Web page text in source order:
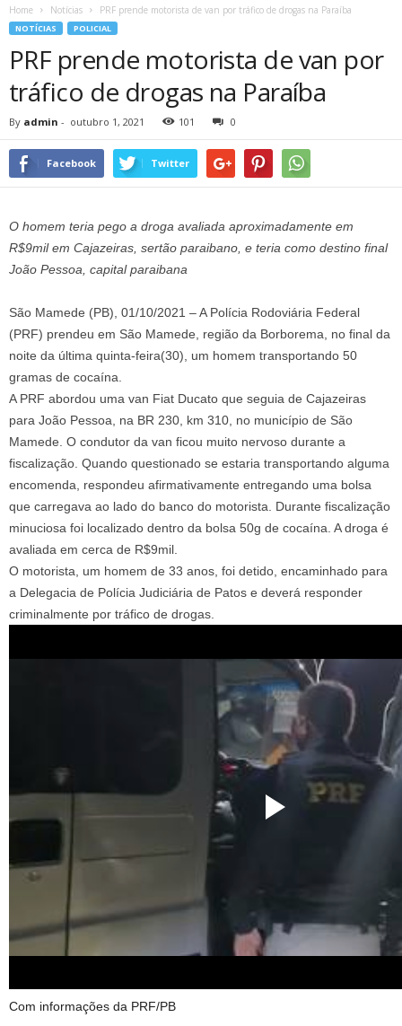
Home Notícias PRF prende motorista de van por tráfico de drogas na Paraíba
NOTÍCIAS POLICIAL
PRF prende motorista de van por
tráfico de drogas na Paraíba
By admin - outubro 1, 2021 101 0
Facebook Twitter
O homem teria pego a droga avaliada aproximadamente em
R$9mil em Cajazeiras, sertão paraibano, e teria como destino final
João Pessoa, capital paraibana
São Mamede (PB), 01/10/2021 – A Polícia Rodoviária Federal
(PRF) prendeu em São Mamede, região da Borborema, no final da
noite da última quinta-feira(30), um homem transportando 50
gramas de cocaína.
A PRF abordou uma van Fiat Ducato que seguia de Cajazeiras
para João Pessoa, na BR 230, km 310, no município de São
Mamede. O condutor da van ficou muito nervoso durante a
fiscalização. Quando questionado se estaria transportando alguma
encomenda, respondeu afirmativamente entregando uma bolsa
que carregava ao lado do banco do motorista. Durante fiscalização
minuciosa foi localizado dentro da bolsa 50g de cocaína. A droga é
avaliada em cerca de R$9mil.
O motorista, um homem de 33 anos, foi detido, encaminhado para
a Delegacia de Polícia Judiciária de Patos e deverá responder
criminalmente por tráfico de drogas.
Com informações da PRF/PB